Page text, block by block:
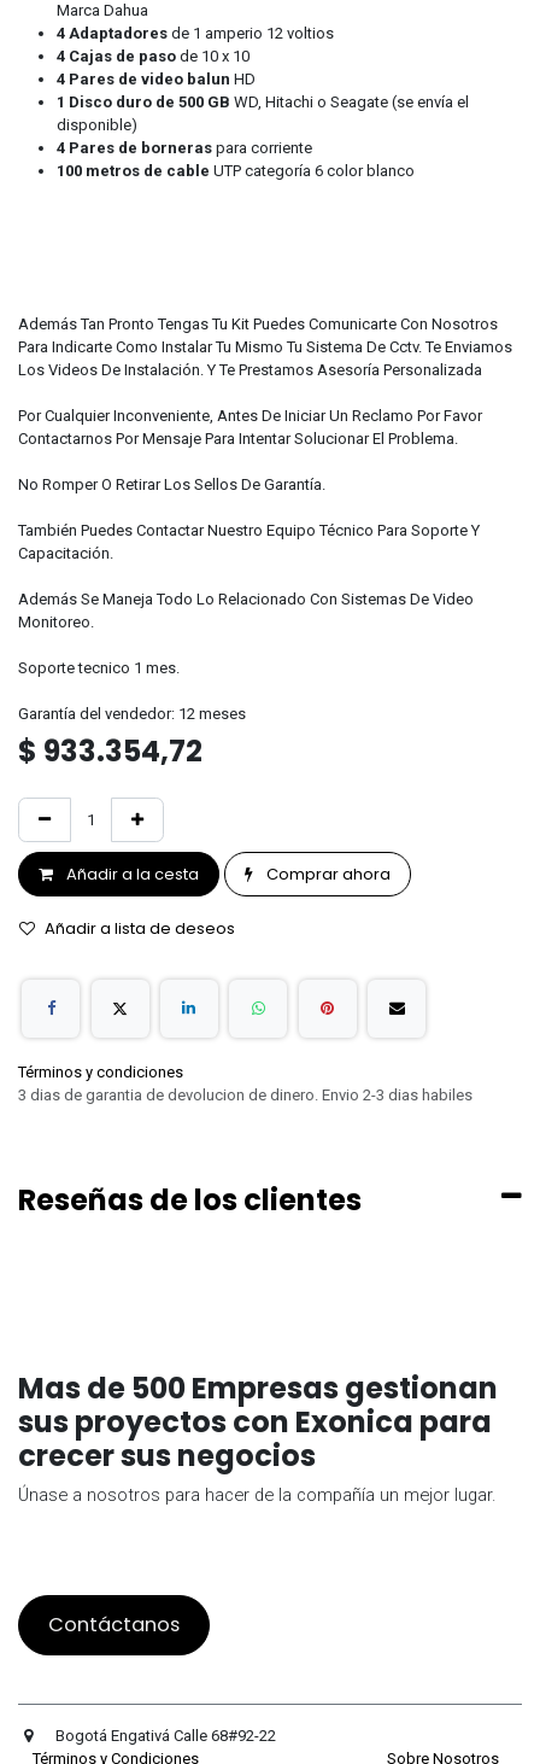
Marca Dahua
4 Adaptadores de 1 amperio 12 voltios
4 Cajas de paso de 10 x 10
4 Pares de video balun HD
1 Disco duro de 500 GB WD, Hitachi o Seagate (se envía el
disponible)
4 Pares de borneras para corriente
100 metros de cable UTP categoría 6 color blanco
Además Tan Pronto Tengas Tu Kit Puedes Comunicarte Con Nosotros
Para Indicarte Como Instalar Tu Mismo Tu Sistema De Cctv. Te Enviamos
Los Videos De Instalación. Y Te Prestamos Asesoría Personalizada
Por Cualquier Inconveniente, Antes De Iniciar Un Reclamo Por Favor
Contactarnos Por Mensaje Para Intentar Solucionar El Problema.
No Romper O Retirar Los Sellos De Garantía.
También Puedes Contactar Nuestro Equipo Técnico Para Soporte Y
Capacitación.
Además Se Maneja Todo Lo Relacionado Con Sistemas De Video
Monitoreo.
Soporte tecnico 1 mes.
Garantía del vendedor: 12 meses
$ 933.354,72
Añadir a la cesta Comprar ahora
Añadir a lista de deseos
Términos y condiciones
3 dias de garantia de devolucion de dinero. Envio 2-3 dias habiles
Reseñas de los clientes
Mas de 500 Empresas gestionan
sus proyectos con Exonica para
crecer sus negocios
Únase a nosotros para hacer de la compañía un mejor lugar.
Contáctanos
Bogotá Engativá Calle 68#92-22
Términos y Condiciones
Sobre Nosotros